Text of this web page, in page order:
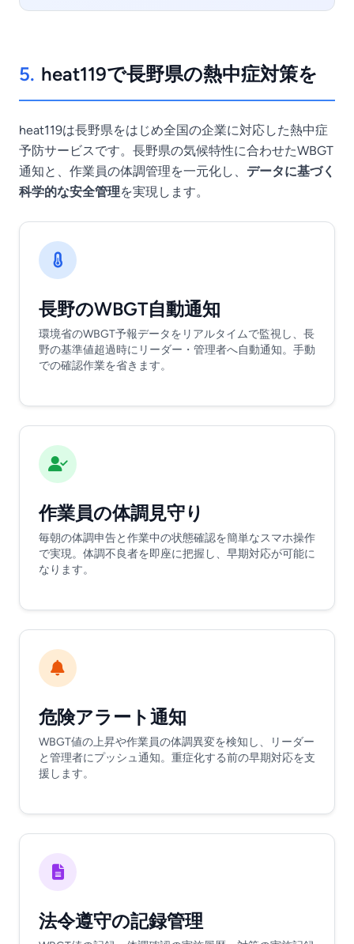
5. heat119で長野県の熱中症対策を
heat119は長野県をはじめ全国の企業に対応した熱中症
予防サービスです。長野県の気候特性に合わせたWBGT
通知と、作業員の体調管理を一元化し、 データに基づく
科学的な安全管理を実現します。
長野のWBGT自動通知
環境省のWBGT予報データをリアルタイムで監視し、長
野の基準値超過時にリーダー・管理者へ自動通知。手動
での確認作業を省きます。
作業員の体調見守り
毎朝の体調申告と作業中の状態確認を簡単なスマホ操作
で実現。体調不良者を即座に把握し、早期対応が可能に
なります。
危険アラート通知
WBGT値の上昇や作業員の体調異変を検知し、リーダー
と管理者にプッシュ通知。重症化する前の早期対応を支
援します。
法令遵守の記録管理